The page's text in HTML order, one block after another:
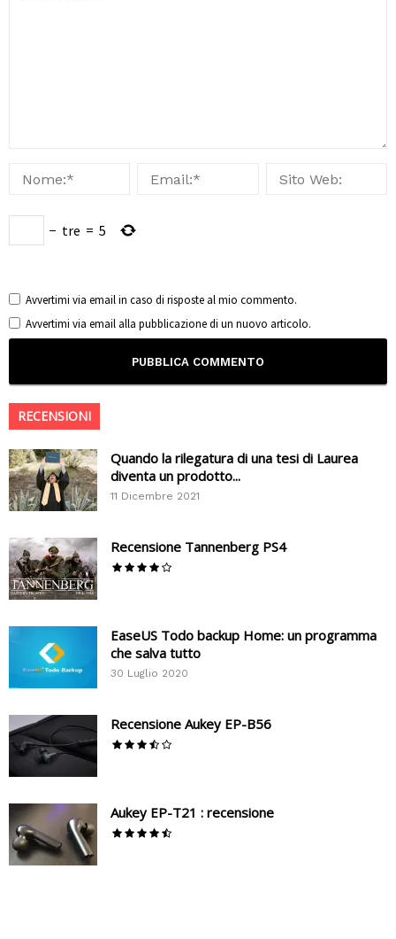
− tre = 5
Avvertimi via email in caso di risposte al mio commento.
Avvertimi via email alla pubblicazione di un nuovo articolo.
RECENSIONI
Quando la rilegatura di una tesi di Laurea
diventa un prodotto...
11 Dicembre 2021
Recensione Tannenberg PS4
EaseUS Todo backup Home: un programma
che salva tutto
30 Luglio 2020
Recensione Aukey EP-B56
Aukey EP-T21 : recensione